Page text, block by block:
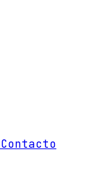
Contacto